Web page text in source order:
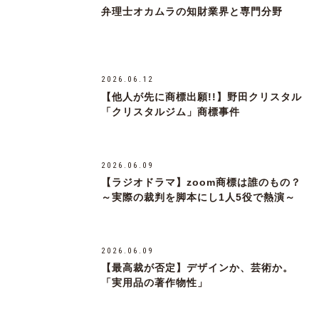
弁理士オカムラの知財業界と専門分野
2026.06.12
【他人が先に商標出願!!】野田クリスタル
「クリスタルジム」商標事件
2026.06.09
【ラジオドラマ】zoom商標は誰のもの？
～実際の裁判を脚本にし1人5役で熱演～
2026.06.09
【最高裁が否定】デザインか、芸術か。
「実用品の著作物性」